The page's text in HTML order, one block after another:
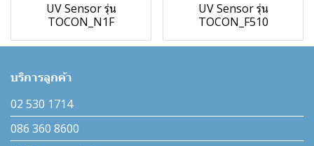
UV Sensor รุ่น
TOCON_N1F
UV Sensor รุ่น
TOCON_F510
บริการลูกค้า
02 530 1714
086 360 8600